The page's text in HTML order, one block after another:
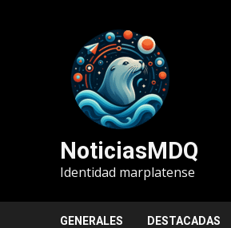
NoticiasMDQ
Identidad marplatense
GENERALES DESTACADAS